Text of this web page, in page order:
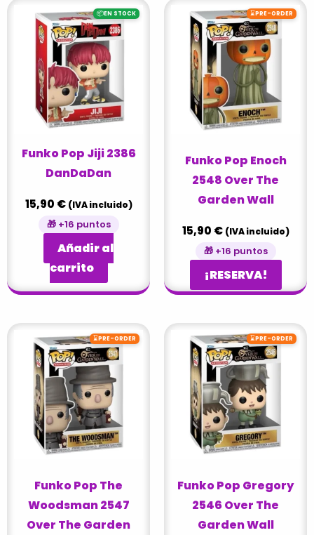
📦EN STOCK
Funko Pop Jiji 2386
DanDaDan
15,90 € (IVA incluido)
🎁 +16 puntos
Añadir al
carrito
⌛PRE-ORDER
Funko Pop Enoch
2548 Over The
Garden Wall
15,90 € (IVA incluido)
🎁 +16 puntos
¡RESERVA!
⌛PRE-ORDER
Funko Pop The
Woodsman 2547
Over The Garden
⌛PRE-ORDER
Funko Pop Gregory
2546 Over The
Garden Wall